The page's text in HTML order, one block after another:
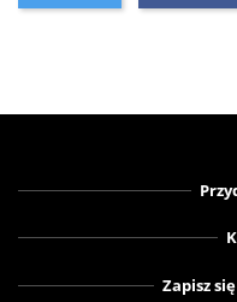
Zapisz